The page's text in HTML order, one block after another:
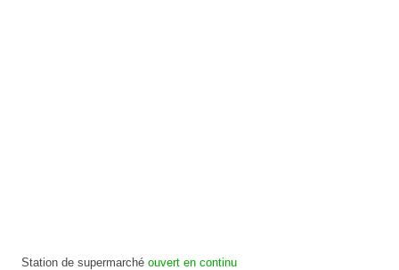
Station de supermarché ouvert en continu